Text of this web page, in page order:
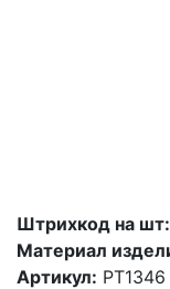
Штрихкод на шт:
Материал
Артикул: PT1346